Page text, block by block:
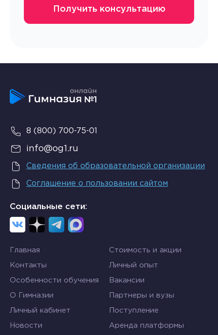
8 (800) 700-75-01
info@og1.ru
Сведения об образовательной организации
Соглашение о пользовании сайтом
Социальные сети:
Главная Стоимость и акции
Контакты Личный опыт
Особенности обучения Вакансии
О Гимназии Партнеры и вузы
Личный кабинет Поступление
Новости Аренда платформы